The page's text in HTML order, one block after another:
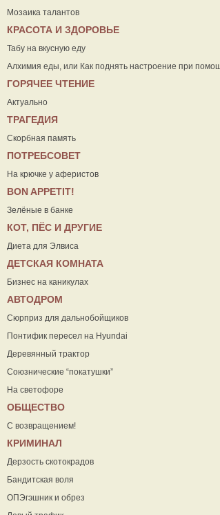
Мозаика талантов
КРАСОТА И ЗДОРОВЬЕ
Табу на вкусную еду
Алхимия еды, или Как поднять настроение при
ГОРЯЧЕЕ ЧТЕНИЕ
Актуально
ТРАГЕДИЯ
Скорбная память
ПОТРЕБСОВЕТ
На крючке у аферистов
ВON APPETIT!
Зелёные в банке
КОТ, ПЁС И ДРУГИЕ
Диета для Элвиса
ДЕТСКАЯ КОМНАТА
Бизнес на каникулах
АВТОДРОМ
Сюрприз для дальнобойщиков
Понтифик пересел на Hyundai
Деревянный трактор
Союзнические “покатушки”
На светофоре
ОБЩЕСТВО
С возвращением!
КРИМИНАЛ
Дерзость скотокрадов
Бандитская воля
ОПЭгэшник и обрез